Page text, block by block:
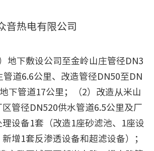
音热电有限公司
）地下敷设公司至金岭山庄管径DN3
管道6.6公里、改造管径DN50至DN
下管道17公里；（2）改造从米山
管径DN520供水管道6.5公里及厂
设备1套（改造1座砂滤池、1座设
增1套反渗透设备和超滤设备）；